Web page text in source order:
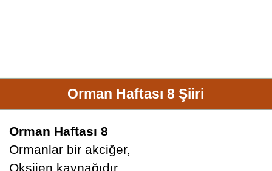
Orman Haftası 8 Şiiri
Orman Haftası 8
Ormanlar bir akciğer,
Oksijen kaynağıdır,